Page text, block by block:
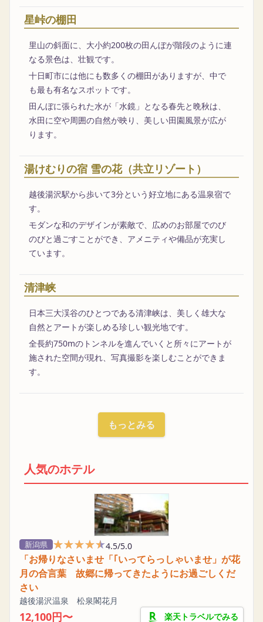
星峠の棚田
里山の斜面に、大小約200枚の田んぼが階段のように連
なる景色は、壮観です。
十日町市には他にも数多くの棚田がありますが、中で
も最も有名なスポットです。
田んぼに張られた水が「水鏡」となる春先と晩秋は、
水田に空や周囲の自然が映り、美しい田園風景が広が
ります。
湯けむりの宿 雪の花（共立リゾート）
越後湯沢駅から歩いて3分という好立地にある温泉宿で
す。
モダンな和のデザインが素敵で、広めのお部屋でのび
のびと過ごすことができ、アメニティや備品が充実し
ています。
清津峡
日本三大渓谷のひとつである清津峡は、美しく雄大な
自然とアートが楽しめる珍しい観光地です。
全長約750mのトンネルを進んでいくと所々にアートが
施された空間が現れ、写真撮影を楽しむことができま
す。
もっとみる
人気のホテル
新潟県 ★★★★★
★★★★★4.5/5.0
「お帰りなさいませ「｢いってらっしゃいませ」が花
月の合言葉 故郷に帰ってきたようにお過ごしくだ
さい
越後湯沢温泉 松泉閣花月
12,100円〜 楽天トラベルでみる